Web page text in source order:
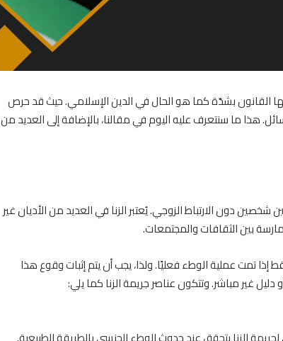
القانون بشدّة كما هو الحال في الدين الإسلامي. حيث قد حرص
هذا ما سنتعرف عليه اليوم في مقالنا، بالإضافة إلى العديد من
دون الارتباط الزوجي. يُعتبر الزنا في العديد من الأديان غير
بين الثقافات والمجتمعات.
إذا تمت عملية الوطء فعليًا. ولذا، يجب أن يتم إثبات وقوع هذا
غير مباشر. وتتكون عناصر جريمة الزنا كما يلي: